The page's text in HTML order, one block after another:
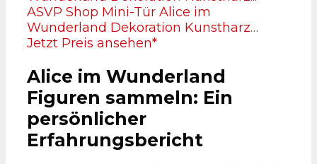
ASVP Shop Mini-Tür Alice im
Wunderland Dekoration Kunstharz…
Jetzt Preis ansehen*
Alice im Wunderland
Figuren sammeln: Ein
persönlicher
Erfahrungsbericht